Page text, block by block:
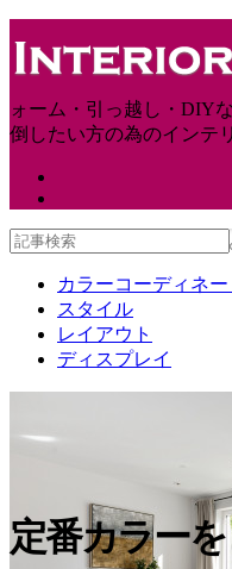
ォーム・引っ越し・DIY
倒したい方の為のインテ
カラーコーディネー
スタイル
レイアウト
ディスプレイ
定番カラー